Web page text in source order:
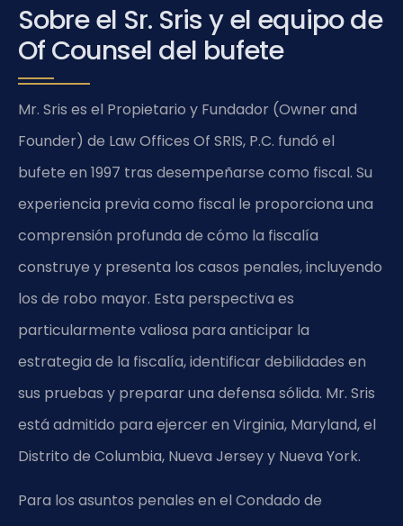
Sobre el Sr. Sris y el equipo de
Of Counsel del bufete
Mr. Sris es el Propietario y Fundador (Owner and
Founder) de Law Offices Of SRIS, P.C. fundó el
bufete en 1997 tras desempeñarse como fiscal. Su
experiencia previa como fiscal le proporciona una
comprensión profunda de cómo la fiscalía
construye y presenta los casos penales, incluyendo
los de robo mayor. Esta perspectiva es
particularmente valiosa para anticipar la
estrategia de la fiscalía, identificar debilidades en
sus pruebas y preparar una defensa sólida. Mr. Sris
está admitido para ejercer en Virginia, Maryland, el
Distrito de Columbia, Nueva Jersey y Nueva York.
Para los asuntos penales en el Condado de